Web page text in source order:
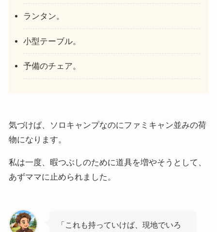
ランタン。
小型テーブル。
予備のチェア。
気づけば、ソロキャンプなのにファミキャン並みの荷
物になります。
私は一度、暇つぶしのために道具を増やそうとして、
あずママに止められました。
「これも持っていけば、現地でいろ